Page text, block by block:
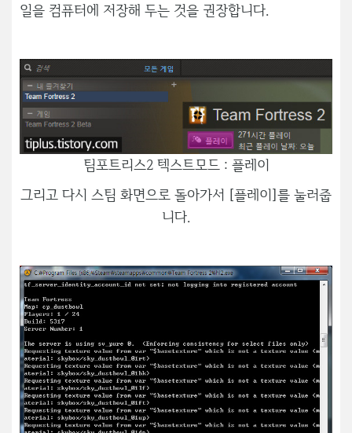
일을 컴퓨터에 저장해 두는 것을 권장합니다.
팀포트리스2 텍스트모드 : 플레이
그리고 다시 스팀 화면으로 돌아가서 [플레이]를 눌러줍
니다.